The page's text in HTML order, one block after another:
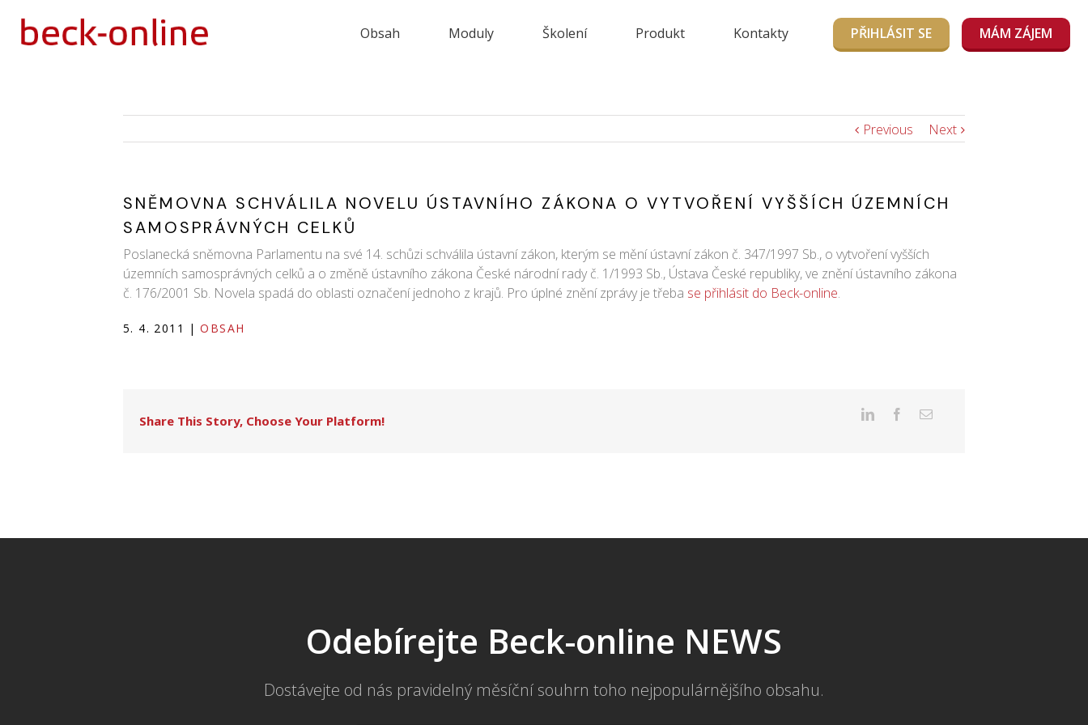
Obsah Moduly Školení Produkt Kontakty PŘIHLÁSIT SE MÁM ZÁJEM
Previous Next
SNĚMOVNA SCHVÁLILA NOVELU ÚSTAVNÍHO ZÁKONA O VYTVOŘENÍ VYŠŠÍCH ÚZEMNÍCH
SAMOSPRÁVNÝCH CELKŮ
Poslanecká sněmovna Parlamentu na své 14. schůzi schválila ústavní zákon, kterým se mění ústavní zákon č. 347/1997 Sb., o vytvoření vyšších
územních samosprávných celků a o změně ústavního zákona České národní rady č. 1/1993 Sb., Ústava České republiky, ve znění ústavního zákona
č. 176/2001 Sb. Novela spadá do oblasti označení jednoho z krajů. Pro úplné znění zprávy je třeba se přihlásit do Beck-online.
5. 4. 2011 | OBSAH
Share This Story, Choose Your Platform!
Odebírejte Beck-online NEWS
Dostávejte od nás pravidelný měsíční souhrn toho nejpopulárnějšího obsahu.